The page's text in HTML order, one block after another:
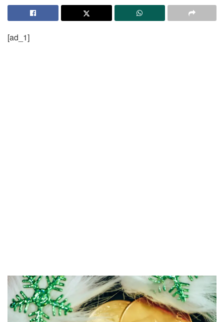
[ad_1]